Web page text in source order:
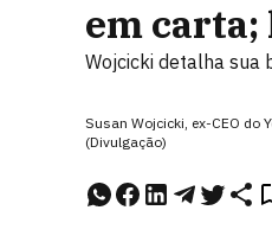
em carta;
Wojcicki detalha sua
Susan Wojcicki, ex-CEO do
(Divulgação)